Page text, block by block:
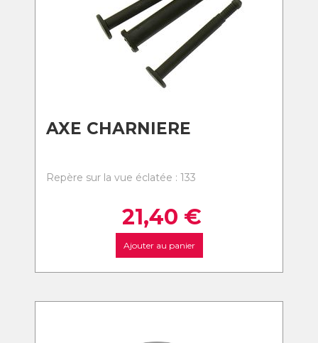
AXE CHARNIERE
Repère sur la vue éclatée : 133
21,40 €
Ajouter au panier